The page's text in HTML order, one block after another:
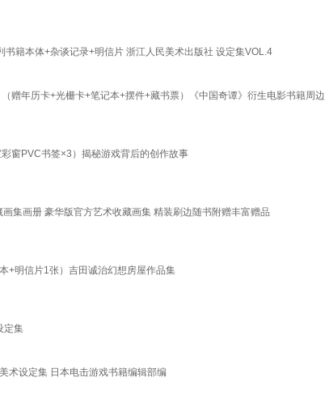
书籍本体+杂谈记录+明信片 浙江人民美术出版社 设定集VOL.4
赠年历卡+光栅卡+笔记本+摆件+藏书票）《中国奇谭》衍生电影书籍周边
窗PVC书签×3）揭秘游戏背后的创作故事
集画册 豪华版官方艺术收藏画集 精装刷边随书附赠丰富赠品
+明信片1张）吉田诚治幻想房屋作品集
定集
术设定集 日本电击游戏书籍编辑部编